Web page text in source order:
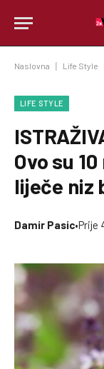
Naslovna Life Style
LIFE STYLE
Ovo su
liječe niz
Damir Pasic•Prije